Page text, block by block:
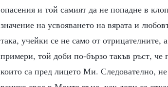
опасения и той самият да не попадне в
значение на усвояването на вярата и
така, учейки се не само от
примери, той доби по-бързо такъв ръст,
които са пред лицето Ми. Следователно,